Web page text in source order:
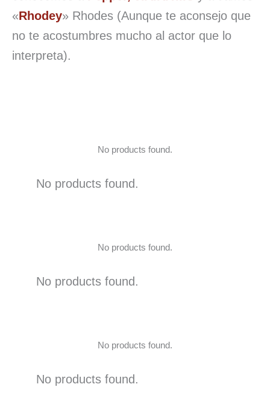
«Rhodey» Rhodes (Aunque te aconsejo que
no te acostumbres mucho al actor que lo
interpreta).
No products found.
No products found.
No products found.
No products found.
No products found.
No products found.